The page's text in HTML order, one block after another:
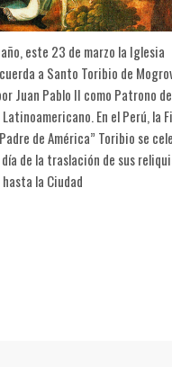
este 23 de marzo la Iglesia
a Santo Toribio de
Juan Pablo II como Patrono
En el Perú, la
de América” Toribio se
de la traslación de sus
la Ciudad